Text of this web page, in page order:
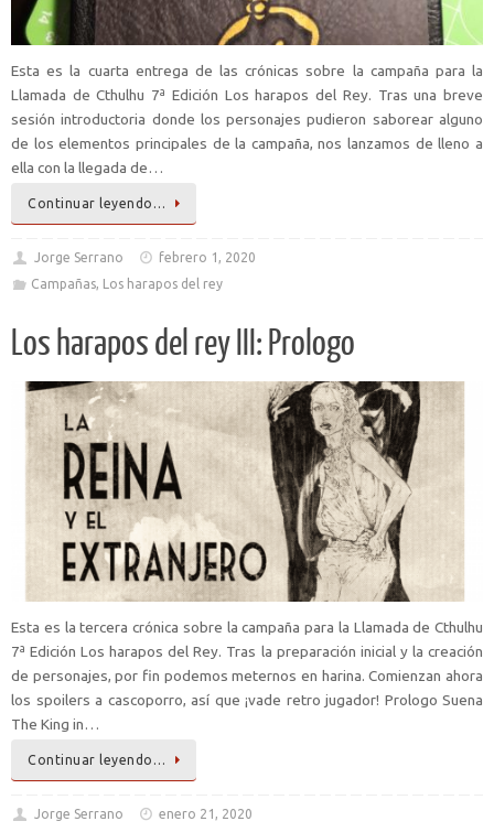
Esta es la cuarta entrega de las crónicas sobre la campaña para la
Llamada de Cthulhu 7ª Edición Los harapos del Rey. Tras una breve
sesión introductoria donde los personajes pudieron saborear alguno
de los elementos principales de la campaña, nos lanzamos de lleno a
ella con la llegada de…
Continuar leyendo…
Jorge Serrano
febrero 1, 2020
Campañas, Los harapos del rey
Los harapos del rey III: Prologo
Esta es la tercera crónica sobre la campaña para la Llamada de Cthulhu
7ª Edición Los harapos del Rey. Tras la preparación inicial y la creación
de personajes, por fin podemos meternos en harina. Comienzan ahora
los spoilers a cascoporro, así que ¡vade retro jugador! Prologo Suena
The King in…
Continuar leyendo…
Jorge Serrano
enero 21, 2020